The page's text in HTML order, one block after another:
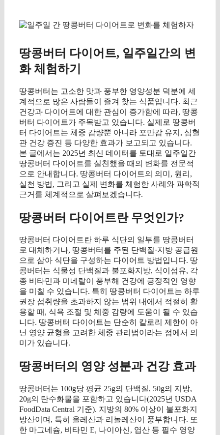
땅콩버터 다이어트, 일주일간의 변
화 체험하기
땅콩버터는 고소한 맛과 풍부한 영양성분 덕분에 세
계적으로 많은 사람들이 즐겨 찾는 식품입니다. 최근
건강과 다이어트에 대한 관심이 증가함에 따라, 땅콩
버터 다이어트가 주목받고 있습니다. 실제로 땅콩버
터 다이어트는 체중 감량뿐 아니라 포만감 유지, 심혈
관 건강 증진 등 다양한 효과가 보고되고 있습니다.
본 글에서는 2025년 최신 데이터를 토대로 일주일간
땅콩버터 다이어트를 실천했을 때의 변화를 전문적
으로 안내합니다. 땅콩버터 다이어트의 의미, 원리,
실천 방법, 그리고 실제 변화를 체험한 사례와 과학적
근거를 체계적으로 살펴보겠습니다.
땅콩버터 다이어트란 무엇인가?
땅콩버터 다이어트란 하루 식단의 일부를 땅콩버터
로 대체하거나, 땅콩버터를 주된 단백질·지방 공급원
으로 삼아 식단을 구성하는 다이어트 방법입니다. 땅
콩버터는 식물성 단백질과 불포화지방, 식이섬유, 각
종 비타민과 미네랄이 풍부해 건강에 긍정적인 영향
을 미칠 수 있습니다. 특히 땅콩버터 다이어트는 하루
권장 섭취량을 초과하지 않는 범위 내에서 적절히 활
용할 때, 식욕 조절 및 체중 감량에 도움이 될 수 있습
니다. 땅콩버터 다이어트는 단순히 칼로리 제한이 아
닌 영양 균형을 고려한 체중 관리법이라는 점에서 의
미가 있습니다.
땅콩버터의 영양 성분과 건강 효과
땅콩버터는 100g당 평균 25g의 단백질, 50g의 지방,
20g의 탄수화물을 포함하고 있습니다(2025년 USDA
FoodData Central 기준). 지방의 80% 이상이 불포화지
방산이며, 특히 올레산과 리놀레산이 풍부합니다. 또
한 마그네슘, 비타민 E, 나이아신, 엽산 등 필수 영양